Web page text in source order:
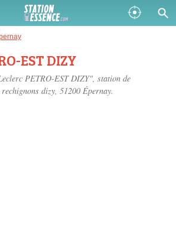
EST DIZY
PETRO-EST DIZY", station de
dizy, 51200 Épernay.